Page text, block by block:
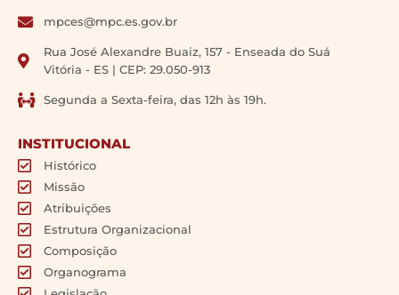
mpces@mpc.es.gov.br
Rua José Alexandre Buaiz, 157 - Enseada do Suá
Vitória - ES | CEP: 29.050-913
Segunda a Sexta-feira, das 12h às 19h.
INSTITUCIONAL
Histórico
Missão
Atribuições
Estrutura Organizacional
Composição
Organograma